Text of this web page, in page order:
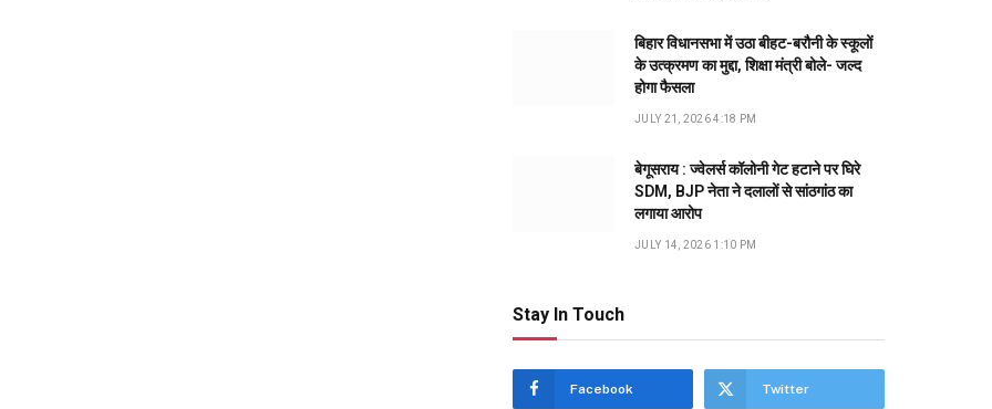
बिहार विधानसभा में उठा बीहट-बरौनी के स्कूलों
के उत्क्रमण का मुद्दा, शिक्षा मंत्री बोले- जल्द
होगा फैसला
JULY 21, 2026 4:18 PM
बेगूसराय : ज्वेलर्स कॉलोनी गेट हटाने पर घिरे
SDM, BJP नेता ने दलालों से सांठगांठ का
लगाया आरोप
JULY 14, 2026 1:10 PM
Stay In Touch
Facebook Twitter